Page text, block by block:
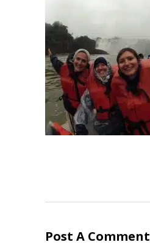
Post A Comment